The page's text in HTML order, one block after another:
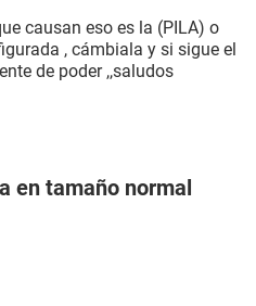
causan eso es la (PILA) o
, cámbiala y si sigue el
de poder ,,saludos
en tamaño normal